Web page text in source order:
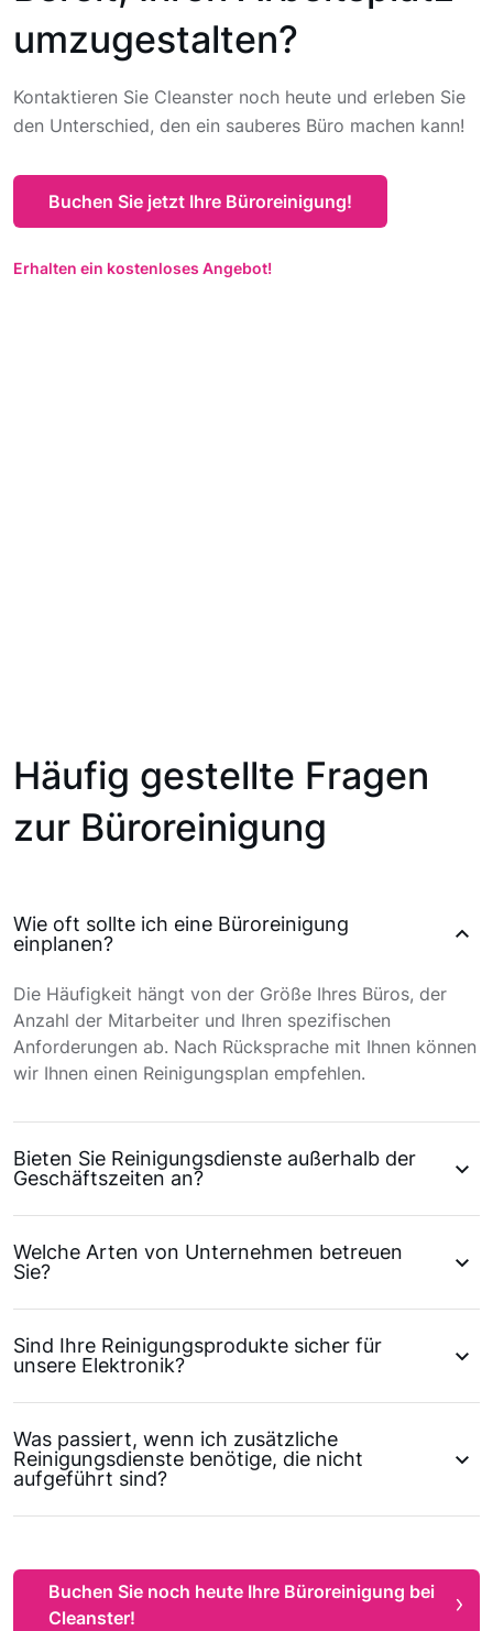
umzugestalten?
Kontaktieren Sie Cleanster noch heute und erleben Sie
den Unterschied, den ein sauberes Büro machen kann!
Buchen Sie jetzt Ihre Büroreinigung!
Erhalten ein kostenloses Angebot!
Häufig gestellte Fragen
zur Büroreinigung
Wie oft sollte ich eine Büroreinigung
einplanen?
Die Häufigkeit hängt von der Größe Ihres Büros, der
Anzahl der Mitarbeiter und Ihren spezifischen
Anforderungen ab. Nach Rücksprache mit Ihnen können
wir Ihnen einen Reinigungsplan empfehlen.
Bieten Sie Reinigungsdienste außerhalb der
Geschäftszeiten an?
Welche Arten von Unternehmen betreuen
Sie?
Sind Ihre Reinigungsprodukte sicher für
unsere Elektronik?
Was passiert, wenn ich zusätzliche
Reinigungsdienste benötige, die nicht
aufgeführt sind?
Buchen Sie noch heute Ihre Büroreinigung bei
Cleanster!